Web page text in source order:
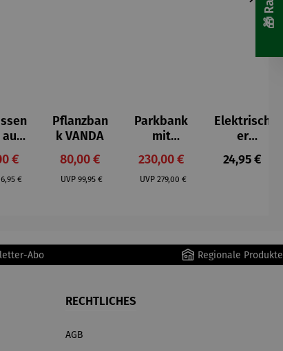
€
Preis:
€
Pflanzban
k VANDA
Verkaufspreis:
80,00 €
UVP Regulärer Preis:
99,95 €
Parkbank
mit
Ablagefac
h
FERRARA
Verkaufspreis:
230,00 €
UVP Regulärer Preis:
279,00 €
Elektrisch
er
Handwär
mer
Regulärer
24,95 €
Abo Regionale Produkte
RECHTLICHES
AGB